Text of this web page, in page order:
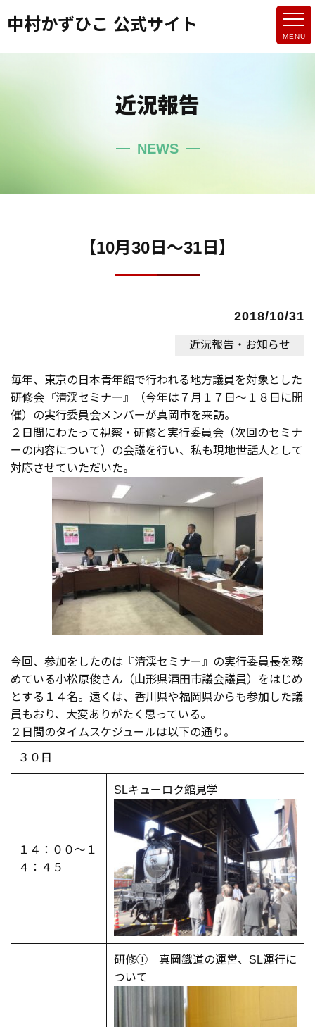
中村かずひこ 公式サイト
近況報告
NEWS
【10月30日～31日】
2018/10/31
近況報告・お知らせ
毎年、東京の日本青年館で行われる地方議員を対象とした
研修会『清渓セミナー』（今年は７月１７日～１８日に開
催）の実行委員会メンバーが真岡市を来訪。
２日間にわたって視察・研修と実行委員会（次回のセミナ
ーの内容について）の会議を行い、私も現地世話人として
対応させていただいた。
今回、参加をしたのは『清渓セミナー』の実行委員長を務
めている小松原俊さん（山形県酒田市議会議員）をはじめ
とする１４名。遠くは、香川県や福岡県からも参加した議
員もおり、大変ありがたく思っている。
２日間のタイムスケジュールは以下の通り。
３０日
１４：００～１
４：４５
SLキューロク館見学
研修① 真岡鐡道の運営、SL運行に
ついて